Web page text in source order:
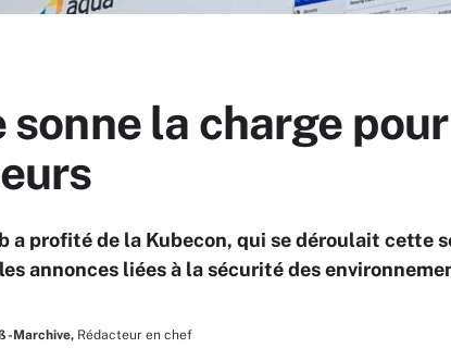
sonne la charge
a profité de la Kubecon, qui se déroulait cette
annonces liées à la sécurité des
Marchive, Rédacteur en chef